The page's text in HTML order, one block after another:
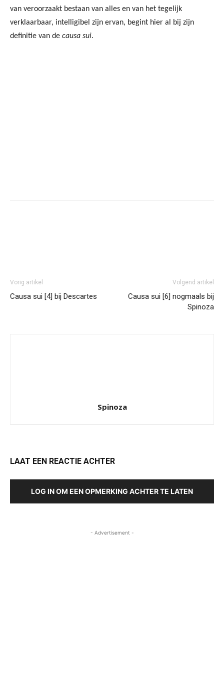
van veroorzaakt bestaan van alles en van het tegelijk
verklaarbaar, intelligibel zijn ervan, begint hier al bij zijn
definitie van de causa sui.
Vorig artikel
Causa sui [4] bij Descartes
Volgend artikel
Causa sui [6] nogmaals bij
Spinoza
Spinoza
LAAT EEN REACTIE ACHTER
LOG IN OM EEN OPMERKING ACHTER TE LATEN
- Advertisement -